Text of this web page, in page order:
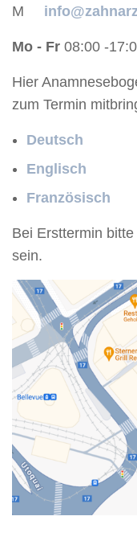
M
Mo - Fr 08:00 -
Hier
zum Termin
Deutsch
Englisch
Französisch
Bei Ersttermin
sein.